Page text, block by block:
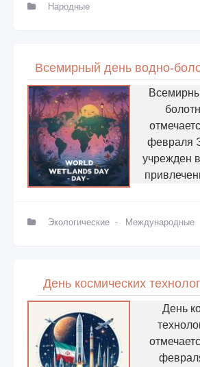
Народные
февраля
учрежден
Экологические - Международные
День космических
День